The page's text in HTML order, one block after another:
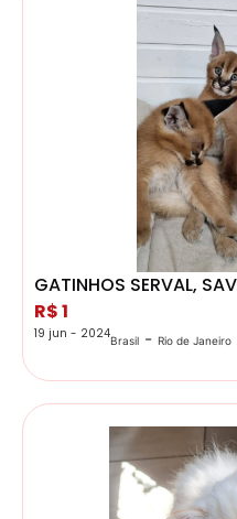
GATINHOS SERVAL,
R$ 1
19 jun - 2024Brasil - Rio de Janeiro